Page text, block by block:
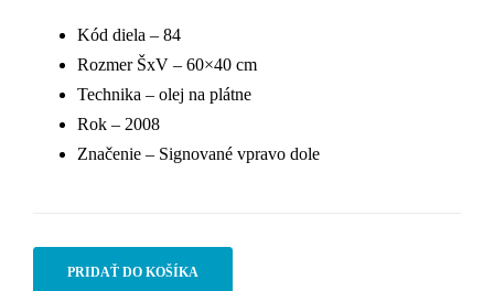
Kód diela – 84
Rozmer ŠxV – 60×40 cm
Technika – olej na plátne
Rok – 2008
Značenie – Signované vpravo dole
PRIDAŤ DO KOŠÍKA